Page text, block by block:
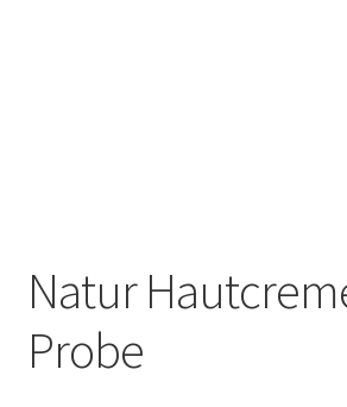
Impressum
Inhaltsstoffe Bodylotion
Natur
Probe